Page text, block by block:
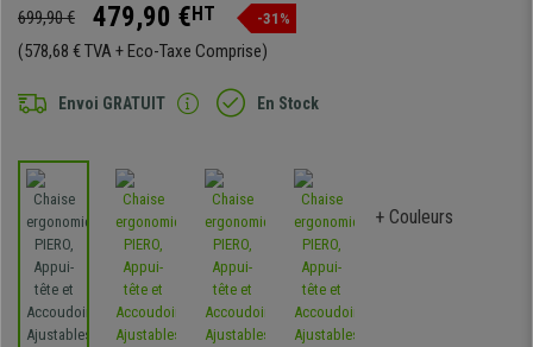
699,90 € 479,90 €HT -31%
(578,68 € TVA + Eco-Taxe Comprise)
Envoi GRATUIT En Stock
+ Couleurs